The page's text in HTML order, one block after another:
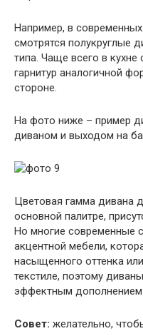
Например, в
смотрятся полукруглые
типа. Чаще всего в
гарнитур аналогичной
стороне.
На фото ниже – пример
диваном и выходом на
Цветовая гамма дивана
основной палитре,
Но многие современные
акцентной мебели,
насыщенного оттенка
текстиле, поэтому
эффектным дополнением
Совет: желательно,